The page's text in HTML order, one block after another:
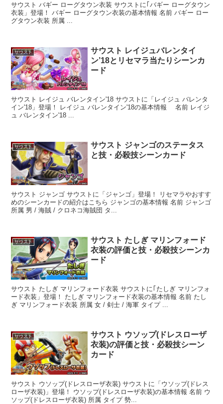
サウスト バギー ローグタウン衣装 サウストに｢バギー ローグタウン
衣装」登場！ バギー ローグタウン衣装の基本情報 名前 バギー ロー
サウスト
サウスト レイジュバレンタイ
ン’18とリセマラ当たりシーンカ
ード
サウスト レイジュ バレンタイン'18 サウストに「レイジュ バレンタ
イン'18」登場！ レイジュ バレンタイン'18の基本情報 名前 レイジ
ュ バレンタイン'18 ...
サウスト
サウスト ジャンゴのステータス
と技・必殺技シーンカード
サウスト ジャンゴ サウストに「ジャンゴ」登場！ リセマラやおすす
めのシーンカードの紹介はこちら ジャンゴの基本情報 名前 ジャンゴ
所属 男 / 海賊 / クロネコ海賊団 タ...
サウスト
サウスト たしぎ マリンフォード
衣装の評価と技・必殺技シーンカ
ード
サウスト たしぎ マリンフォード衣装 サウストに｢たしぎ マリンフォ
ード衣装」登場！ たしぎ マリンフォード衣装の基本情報 名前 たし
ぎ マリンフォード衣装 所属 女 / 剣士 / 海軍 タイプ ...
サウスト
サウスト ウソップ(ドレスローザ
衣装)の評価と技・必殺技シーン
カード
サウスト ウソップ(ドレスローザ衣装) サウストに「ウソップ(ドレス
ローザ衣装)」登場！ ウソップ(ドレスローザ衣装)の基本情報 名前 ウ
ソップ(ドレスローザ衣装) 所属 タイプ 勢...